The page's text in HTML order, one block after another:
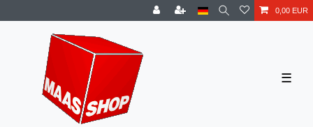
0,00 EUR
☰